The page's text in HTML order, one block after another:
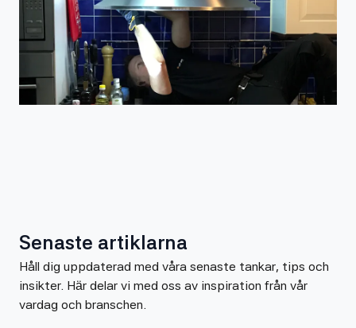
Senaste artiklarna
Håll dig uppdaterad med våra senaste tankar, tips och
insikter. Här delar vi med oss av inspiration från vår
vardag och branschen.